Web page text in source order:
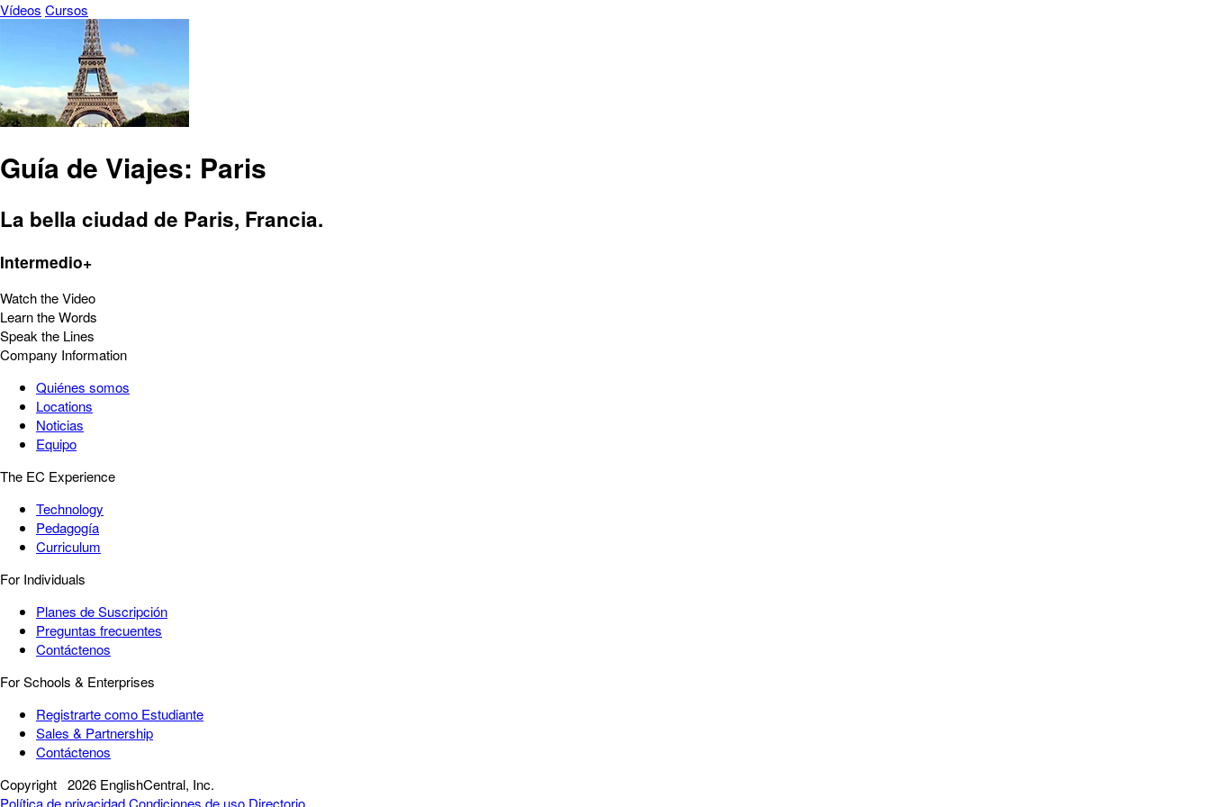
Vídeos Cursos
Guía de Viajes: Paris
La bella ciudad de Paris, Francia.
Intermedio+
Watch the Video
Learn the Words
Speak the Lines
Company Information
Quiénes somos
Locations
Noticias
Equipo
The EC Experience
Technology
Pedagogía
Curriculum
For Individuals
Planes de Suscripción
Preguntas frecuentes
Contáctenos
For Schools & Enterprises
Registrarte como Estudiante
Sales & Partnership
Contáctenos
Copyright 2026 EnglishCentral, Inc.